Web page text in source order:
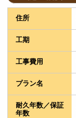
住所
工期
工事費用
プラン名
耐久年数／保証
年数